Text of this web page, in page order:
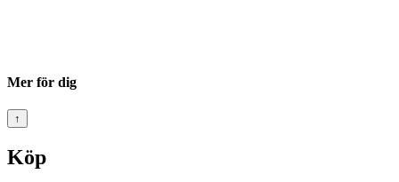
Mer för dig
↑
Köp